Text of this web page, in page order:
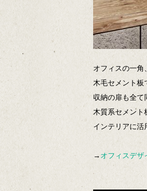
オフィスの一角、
木毛セメント板
収納の扉も全て
木質系セメント
インテリアに活
→ オフィスデザ